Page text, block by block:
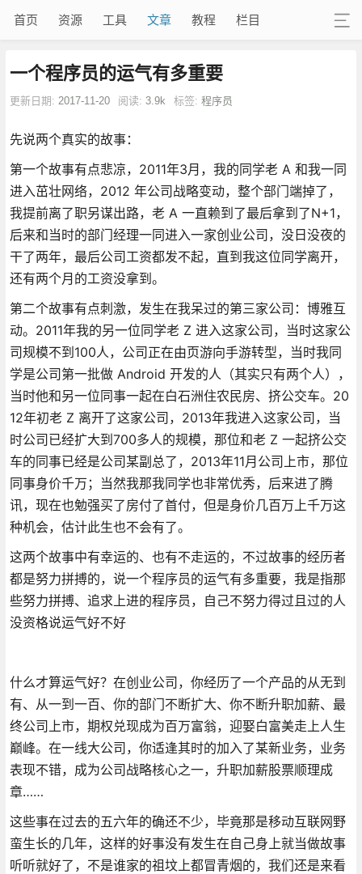
首页 资源 工具 文章 教程 栏目
一个程序员的运气有多重要
更新日期: 2017-11-20 阅读: 3.9k 标签: 程序员
先说两个真实的故事：
第一个故事有点悲凉，2011年3月，我的同学老 A 和我一同
进入茁壮网络，2012 年公司战略变动，整个部门端掉了，
我提前离了职另谋出路，老 A 一直赖到了最后拿到了N+1，
后来和当时的部门经理一同进入一家创业公司，没日没夜的
干了两年，最后公司工资都发不起，直到我这位同学离开，
还有两个月的工资没拿到。
第二个故事有点刺激，发生在我呆过的第三家公司：博雅互
动。2011年我的另一位同学老 Z 进入这家公司，当时这家公
司规模不到100人，公司正在由页游向手游转型，当时我同
学是公司第一批做 Android 开发的人（其实只有两个人），
当时他和另一位同事一起在白石洲住农民房、挤公交车。20
12年初老 Z 离开了这家公司，2013年我进入这家公司，当
时公司已经扩大到700多人的规模，那位和老 Z 一起挤公交
车的同事已经是公司某副总了，2013年11月公司上市，那位
同事身价千万；当然我那我同学也非常优秀，后来进了腾
讯，现在也勉强买了房付了首付，但是身价几百万上千万这
种机会，估计此生也不会有了。
这两个故事中有幸运的、也有不走运的，不过故事的经历者
都是努力拼搏的，说一个程序员的运气有多重要，我是指那
些努力拼搏、追求上进的程序员，自己不努力得过且过的人
没资格说运气好不好
什么才算运气好？在创业公司，你经历了一个产品的从无到
有、从一到一百、你的部门不断扩大、你不断升职加薪、最
终公司上市，期权兑现成为百万富翁，迎娶白富美走上人生
巅峰。在一线大公司，你适逢其时的加入了某新业务，业务
表现不错，成为公司战略核心之一，升职加薪股票顺理成
章……
这些事在过去的五六年的确还不少，毕竟那是移动互联网野
蛮生长的几年，这样的好事没有发生在自己身上就当做故事
听听就好了，不是谁家的祖坟上都冒青烟的，我们还是来看